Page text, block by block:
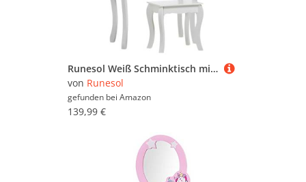
Runesol Weiß Schminktisch mit Spiegel und Hocker für Kinder (8-13 Jahre), Hocker Schminktisch Mädchen, Kindertisch Schminktische, Spiegeltisch, Frisierkommode Holz mit 3 Fächern und Kristallknöpfen
von Runesol
gefunden bei Amazon
139,99 €